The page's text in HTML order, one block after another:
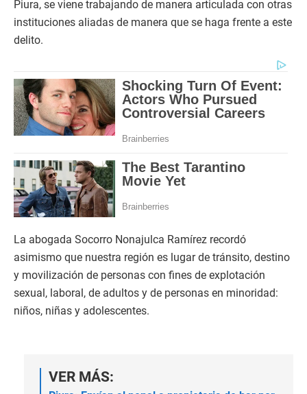
Piura, se viene trabajando de manera articulada con otras
instituciones aliadas de manera que se haga frente a este
delito.
La abogada Socorro Nonajulca Ramírez recordó
asimismo que nuestra región es lugar de tránsito, destino
y movilización de personas con fines de explotación
sexual, laboral, de adultos y de personas en minoridad:
niños, niñas y adolescentes.
VER MÁS: